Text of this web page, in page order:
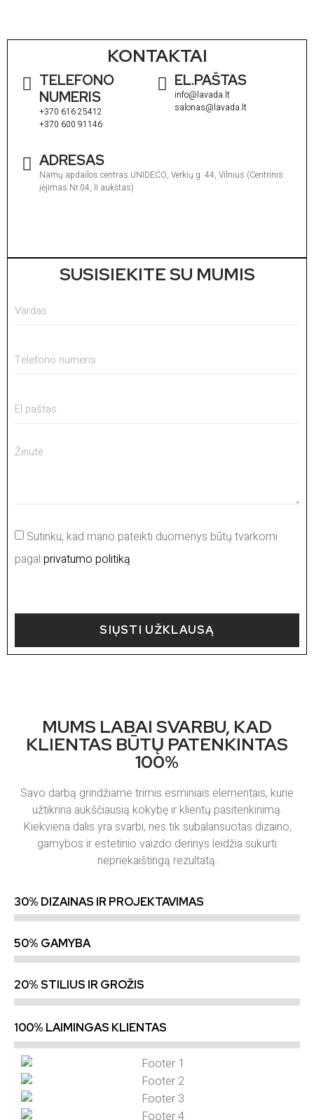
KONTAKTAI
TELEFONO
NUMERIS
+370 616 25412
+370 600 91146
EL.PAŠTAS
info@lavada.lt
salonas@lavada.lt
ADRESAS
Namų apdailos centras UNIDECO, Verkių g. 44, Vilnius (Centrinis
įėjimas Nr.04, II aukštas)
SUSISIEKITE SU MUMIS
Sutinku, kad mano pateikti duomenys būtų tvarkomi
pagal privatumo politiką .
SIŲSTI UŽKLAUSĄ
MUMS LABAI SVARBU, KAD
KLIENTAS BŪTŲ PATENKINTAS
100%
Savo darbą grindžiame trimis esminiais elementais, kurie
užtikrina aukščiausią kokybę ir klientų pasitenkinimą.
Kiekviena dalis yra svarbi, nes tik subalansuotas dizaino,
gamybos ir estetinio vaizdo derinys leidžia sukurti
nepriekaištingą rezultatą.
30% DIZAINAS IR PROJEKTAVIMAS
50% GAMYBA
20% STILIUS IR GROŽIS
100% LAIMINGAS KLIENTAS